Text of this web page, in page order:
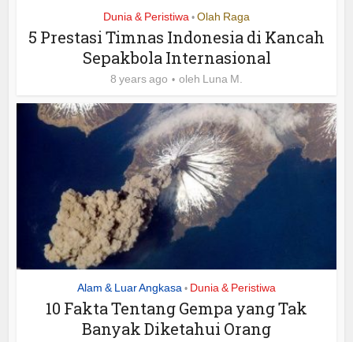
Dunia & Peristiwa • Olah Raga
5 Prestasi Timnas Indonesia di Kancah
Sepakbola Internasional
8 years ago oleh Luna M.
Alam & Luar Angkasa • Dunia & Peristiwa
10 Fakta Tentang Gempa yang Tak
Banyak Diketahui Orang